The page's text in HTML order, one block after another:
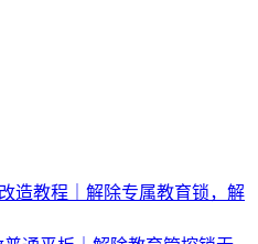
造教程｜解除专属教育锁，解